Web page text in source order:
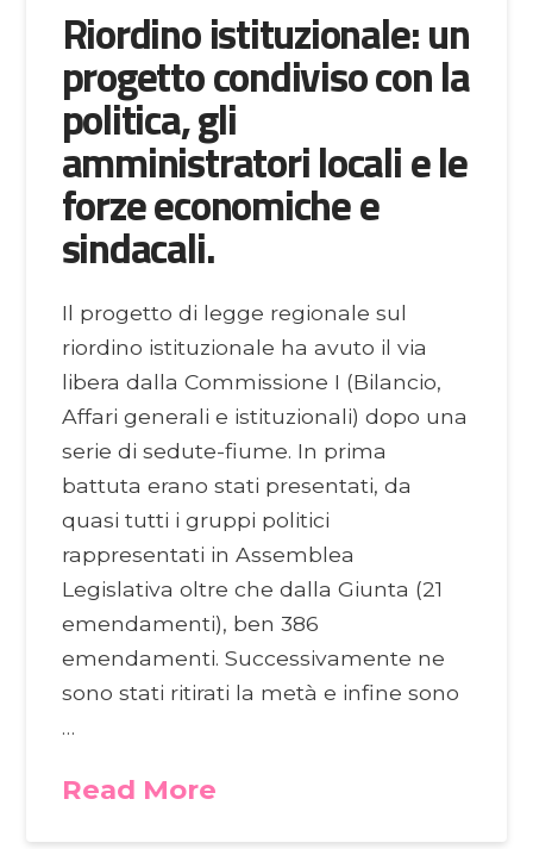
Riordino istituzionale: un
progetto condiviso con la
politica, gli
amministratori locali e le
forze economiche e
sindacali.
Il progetto di legge regionale sul
riordino istituzionale ha avuto il via
libera dalla Commissione I (Bilancio,
Affari generali e istituzionali) dopo una
serie di sedute-fiume. In prima
battuta erano stati presentati, da
quasi tutti i gruppi politici
rappresentati in Assemblea
Legislativa oltre che dalla Giunta (21
emendamenti), ben 386
emendamenti. Successivamente ne
sono stati ritirati la metà e infine sono
…
Read More